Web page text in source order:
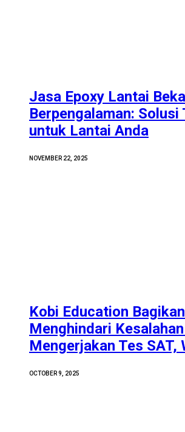
Jasa Epoxy Lantai
Berpengalaman: Solusi
untuk Lantai Anda
NOVEMBER 22, 2025
Kobi Education
Menghindari
Mengerjakan Tes SAT,
OCTOBER 9, 2025